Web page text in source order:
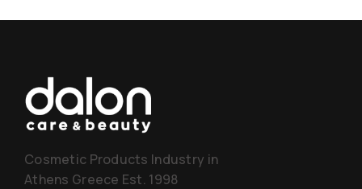
Cosmetic Products Industry in
Athens Greece Est. 1998